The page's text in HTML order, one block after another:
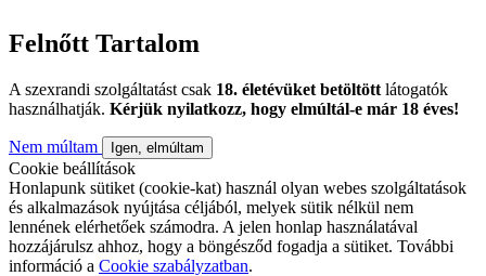
Felnőtt Tartalom
A szexrandi szolgáltatást csak 18. életévüket betöltött látogatók
használhatják. Kérjük nyilatkozz, hogy elmúltál-e már 18 éves!
Nem múltam Igen, elmúltam
Cookie beállítások
Honlapunk sütiket (cookie-kat) használ olyan webes szolgáltatások
és alkalmazások nyújtása céljából, melyek sütik nélkül nem
lennének elérhetőek számodra. A jelen honlap használatával
hozzájárulsz ahhoz, hogy a böngésződ fogadja a sütiket. További
információ a Cookie szabályzatban.